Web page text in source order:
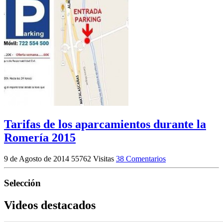
Tarifas de los aparcamientos durante la
Romería 2015
9 de Agosto de 2014 55762 Visitas 38 Comentarios
Selección
Videos destacados